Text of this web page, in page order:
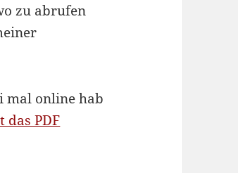
zu abrufen
mal online hab
PDF